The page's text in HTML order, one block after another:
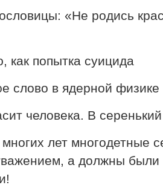
«Не родись
как попытка суицида
слово в ядерной
человека. В
лет многодетные
а должны были